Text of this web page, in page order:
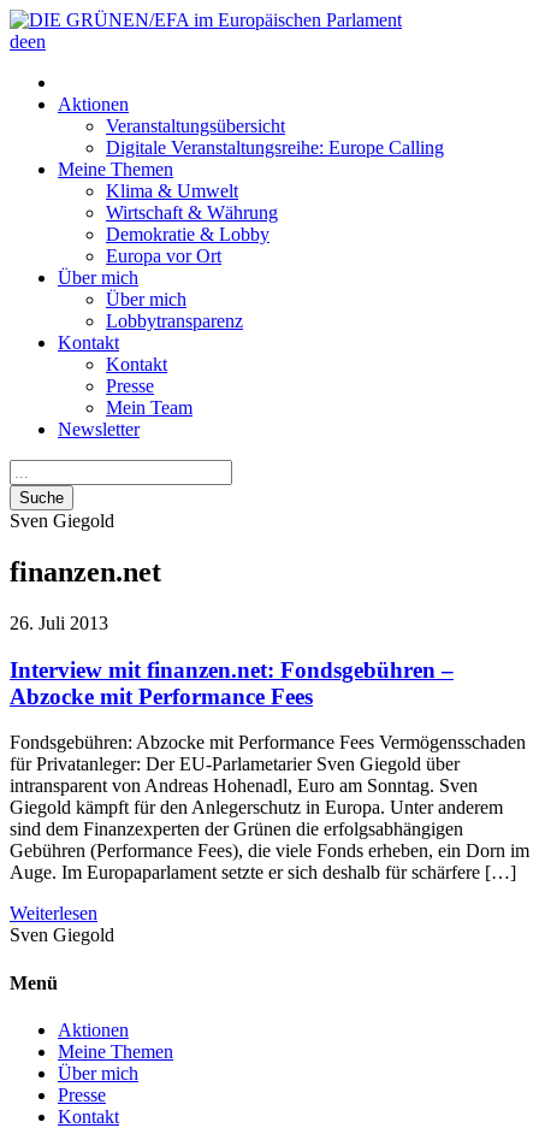
deen
Aktionen
Veranstaltungsübersicht
Digitale Veranstaltungsreihe: Europe Calling
Meine Themen
Klima & Umwelt
Wirtschaft & Währung
Demokratie & Lobby
Europa vor Ort
Über mich
Über mich
Lobbytransparenz
Kontakt
Kontakt
Presse
Mein Team
Newsletter
Suche
Sven Giegold
finanzen.net
26. Juli 2013
Interview mit finanzen.net: Fondsgebühren –
Abzocke mit Performance Fees
Fondsgebühren: Abzocke mit Performance Fees Vermögensschaden
für Privatanleger: Der EU-Parlametarier Sven Giegold über
intransparent von Andreas Hohenadl, Euro am Sonntag. Sven
Giegold kämpft für den Anlegerschutz in Europa. Unter anderem
sind dem Finanzexperten der Grünen die erfolgsabhängigen
Gebühren (Performance Fees), die viele Fonds erheben, ein Dorn im
Auge. Im Europa­parlament setzte er sich deshalb für schärfere […]
Weiterlesen
Sven Giegold
Menü
Aktionen
Meine Themen
Über mich
Presse
Kontakt